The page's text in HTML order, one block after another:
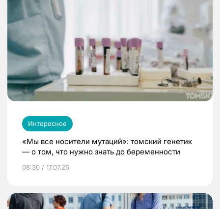
Интересное
«Мы все носители мутаций»: томский генетик
— о том, что нужно знать до беременности
08:30 / 17.07.26